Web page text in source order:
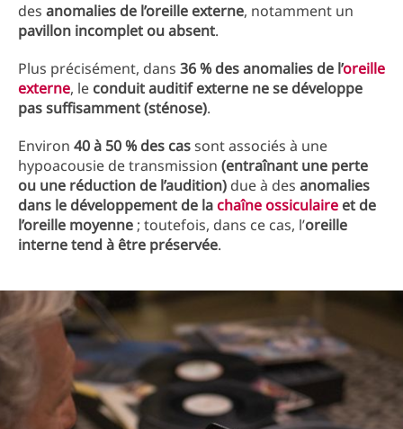
des anomalies de l’oreille externe, notamment un
pavillon incomplet ou absent.
Plus précisément, dans 36 % des anomalies de l’oreille
externe, le conduit auditif externe ne se développe
pas suffisamment (sténose).
Environ 40 à 50 % des cassont associés à une
hypoacousie de transmission (entraînant une perte
ou une réduction de l’audition) due à des anomalies
dans le développement de lachaîne ossiculaire et de
l’oreille moyenne ; toutefois, dans ce cas, l’oreille
interne tend à être préservée.